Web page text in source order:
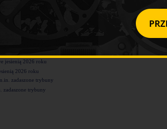
w Rzeszowie [ZDJĘCIA]
2026 roku
zadaszone trybuny